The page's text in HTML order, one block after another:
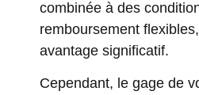
combinée à des
remboursement
avantage significatif.
Cependant, le gage de